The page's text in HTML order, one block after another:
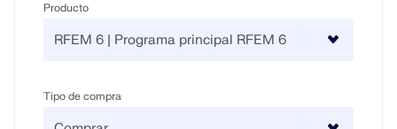
Producto
Tipo de compra